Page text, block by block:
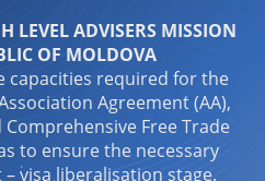
LEVEL ADVISERS MISSION
OF MOLDOVA
capacities required for the
Agreement (AA),
Free Trade
to ensure the necessary
visa liberalisation stage.